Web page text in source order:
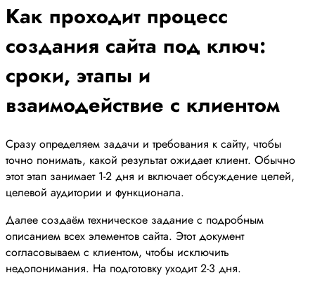
Как проходит процесс
создания сайта под ключ:
сроки, этапы и
взаимодействие с клиентом
Сразу определяем задачи и требования к сайту, чтобы
точно понимать, какой результат ожидает клиент. Обычно
этот этап занимает 1-2 дня и включает обсуждение целей,
целевой аудитории и функционала.
Далее создаём техническое задание с подробным
описанием всех элементов сайта. Этот документ
согласовываем с клиентом, чтобы исключить
недопонимания. На подготовку уходит 2-3 дня.